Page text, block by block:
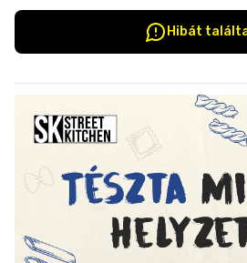
Hibát